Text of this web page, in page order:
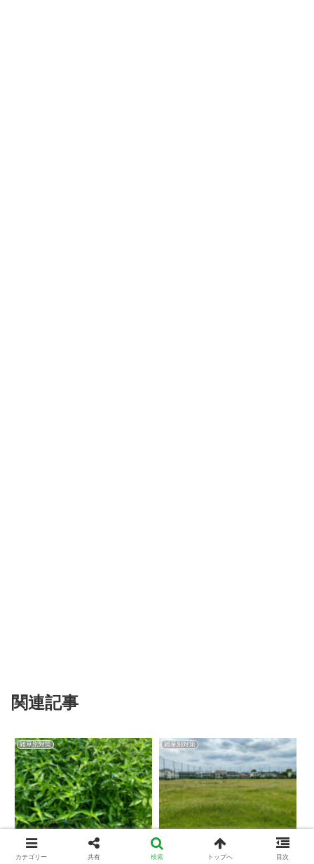
関連記事
雑草別対策
ツユクサの除草・防除方法
とおすすめ除草剤
雑草別対策
芝生に生える厄介な芝生雑
草について、種類、生態か
カテゴリー 共有 検索 トップへ 目次